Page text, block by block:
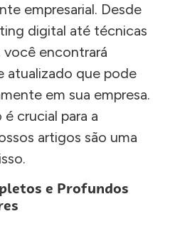
empresarial. Desde
digital até técnicas
encontrará
atualizado que pode
em sua empresa.
crucial para a
artigos são uma
e Profundos